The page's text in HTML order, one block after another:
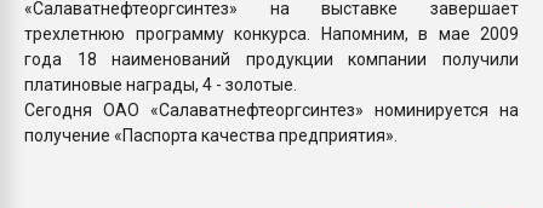
«Салаватнефтеоргсинтез» на выставке завершает
трехлетнюю программу конкурса. Напомним, в мае 2009
года 18 наименований продукции компании получили
платиновые награды, 4 - золотые.
Сегодня ОАО «Салаватнефтеоргсинтез» номинируется на
получение «Паспорта качества предприятия».